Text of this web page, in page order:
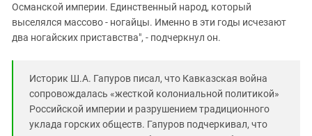
Османской империи. Единственный народ, который
выселялся массово - ногайцы. Именно в эти годы исчезают
два ногайских приставства", - подчеркнул он.
Историк Ш.А. Гапуров писал, что Кавказская война
сопровождалась «жесткой колониальной политикой»
Российской империи и разрушением традиционного
уклада горских обществ. Гапуров подчеркивал, что